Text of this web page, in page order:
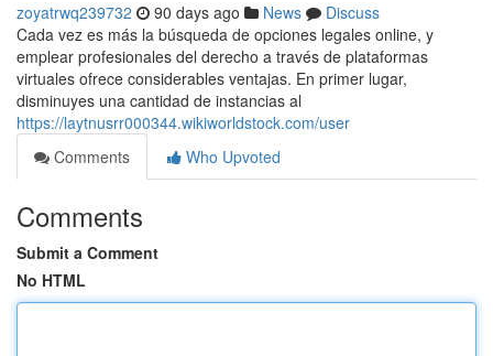
zoyatrwq239732 90 days ago News
Discuss
Cada vez es más la búsqueda de opciones legales online, y
emplear profesionales del derecho a través de plataformas
virtuales ofrece considerables ventajas. En primer lugar,
disminuyes una cantidad de instancias al
https://laytnusrr000344.wikiworldstock.com/user
Comments
Who Upvoted
Comments
Submit a Comment
No HTML